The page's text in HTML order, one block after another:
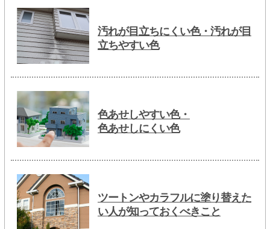
汚れが目立ちにくい色・汚れが目
立ちやすい色
色あせしやすい色・
色あせしにくい色
ツートンやカラフルに塗り替えた
い人が知っておくべきこと